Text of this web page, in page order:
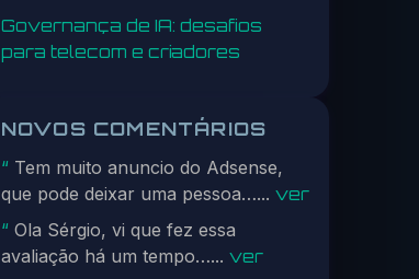
Governança de IA: desafios
para telecom e criadores
NOVOS COMENTÁRIOS
“Tem muito anuncio do Adsense,
que pode deixar uma pessoa…... ver
“Ola Sérgio, vi que fez essa
avaliação há um tempo…... ver